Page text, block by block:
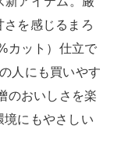
を感じるまろ
カット）仕立で
人にも買いやす
のおいしさを楽
境にもやさしい